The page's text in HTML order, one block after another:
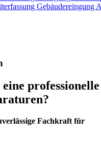
Gebäudereingung
eine
Fachkraft für